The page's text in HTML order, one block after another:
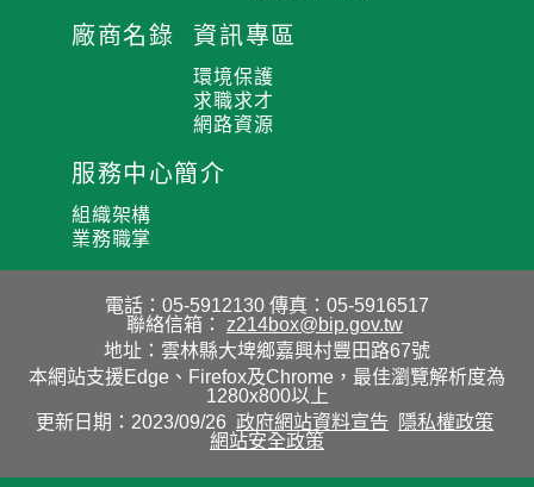
廠商名錄 資訊專區
環境保護
求職求才
網路資源
服務中心簡介
組織架構
業務職掌
電話：05-5912130 傳真：05-5916517
聯絡信箱：
z214box@bip.gov.tw
地址：雲林縣大埤鄉嘉興村豐田路67號
本網站支援Edge、Firefox及Chrome，最佳瀏覽解析度為
1280x800以上
更新日期：2023/09/26 政府網站資料宣告
隱私權政策
網站安全政策